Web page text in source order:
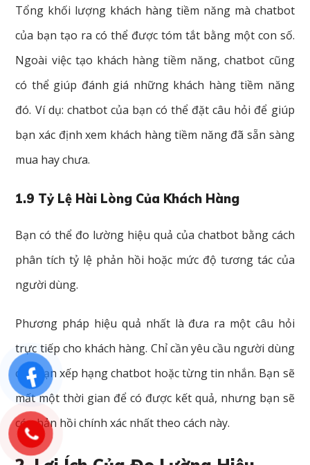
Tổng khối lượng khách hàng tiềm năng mà chatbot
của bạn tạo ra có thể được tóm tắt bằng một con số.
Ngoài việc tạo khách hàng tiềm năng, chatbot cũng
có thể giúp đánh giá những khách hàng tiềm năng
đó. Ví dụ: chatbot của bạn có thể đặt câu hỏi để giúp
bạn xác định xem khách hàng tiềm năng đã sẵn sàng
mua hay chưa.
1.9 Tỷ Lệ Hài Lòng Của Khách Hàng
Bạn có thể đo lường hiệu quả của chatbot bằng cách
phân tích tỷ lệ phản hồi hoặc mức độ tương tác của
người dùng.
Phương pháp hiệu quả nhất là đưa ra một câu hỏi
trực tiếp cho khách hàng. Chỉ cần yêu cầu người dùng
của bạn xếp hạng chatbot hoặc từng tin nhắn. Bạn sẽ
mất một thời gian để có được kết quả, nhưng bạn sẽ
có phản hồi chính xác nhất theo cách này.